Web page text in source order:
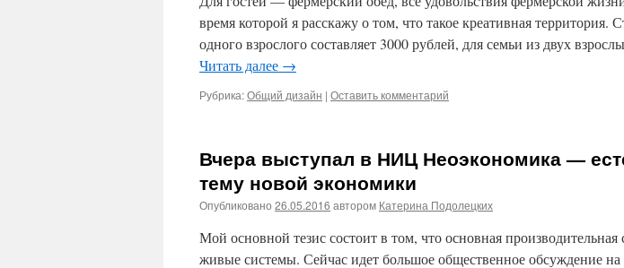
время которой я расскажу о том, что такое креативная территория.
одного взрослого составляет 3000 рублей, для семьи из двух
Читать далее →
Рубрика:Общий дизайн | Оставить комментарий
Вчера выступал в НИЦ Неоэкономика —
тему новой экономики
Опубликовано 26.05.2016 автором Катерина Подолецких
Мой основной тезис состоит в том, что основная
живые системы. Сейчас идет большое общественное обсуждение на